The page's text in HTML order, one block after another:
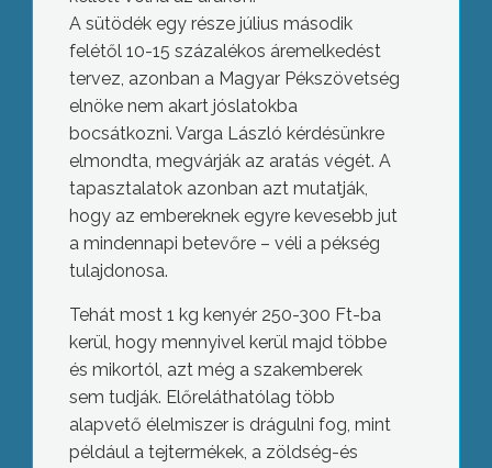
A sütödék egy része július második
felétől 10-15 százalékos áremelkedést
tervez, azonban a Magyar Pékszövetség
elnöke nem akart jóslatokba
bocsátkozni. Varga László kérdésünkre
elmondta, megvárják az aratás végét. A
tapasztalatok azonban azt mutatják,
hogy az embereknek egyre kevesebb jut
a mindennapi betevőre – véli a pékség
tulajdonosa.
Tehát most 1 kg kenyér 250-300 Ft-ba
kerül, hogy mennyivel kerül majd többe
és mikortól, azt még a szakemberek
sem tudják. Előreláthatólag több
alapvető élelmiszer is drágulni fog, mint
például a tejtermékek, a zöldség-és